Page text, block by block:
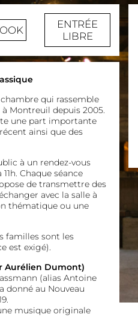
ENTRÉE
LIBRE
qui rassemble
Montreuil depuis 2005.
une part importante
ainsi que des
à un rendez-vous
Chaque séance
de transmettre des
avec la salle à
thématique ou une
familles sont les
est exigé).
Aurélien Dumont)
(alias Antoine
donné au Nouveau
musique originale